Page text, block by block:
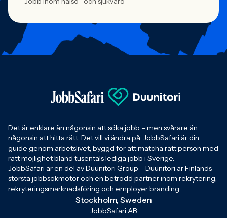
Det är enklare än någonsin att söka jobb – men svårare än
någonsin att hitta rätt. Det vill vi ändra på. JobbSafari är din
guide genom arbetslivet, byggd för att matcha rätt person med
rätt möjlighet bland tusentals lediga jobb i Sverige.
JobbSafari är en del av Duunitori Group – Duunitori är Finlands
största jobbsökmotor och en betrodd partner inom rekrytering,
rekryteringsmarknadsföring och employer branding.
Stockholm, Sweden
JobbSafari AB